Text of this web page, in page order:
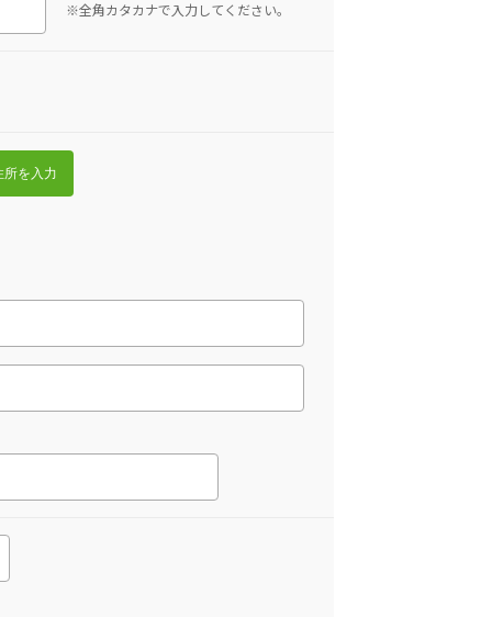
※全角カタカナで入力してください。